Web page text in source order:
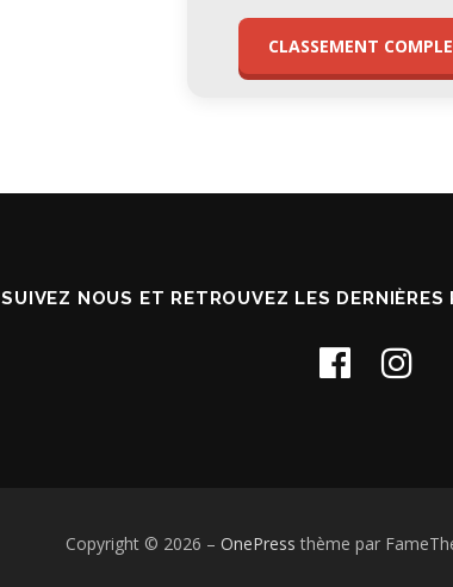
CLASSEMENT
SUIVEZ NOUS ET RETROUVEZ LES
Copyright © 2026 – OnePress thème par